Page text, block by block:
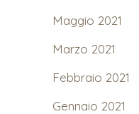
Maggio 2021
Marzo 2021
Febbraio 2021
Gennaio 2021